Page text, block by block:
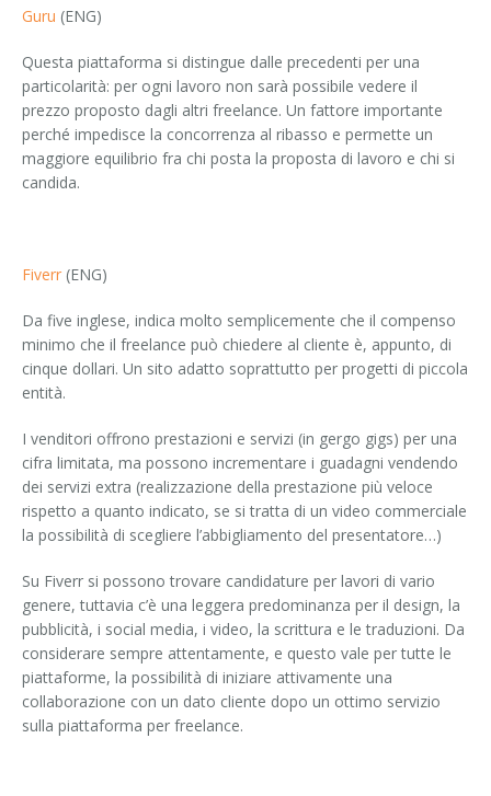
Guru (ENG)
Questa piattaforma si distingue dalle precedenti per una
particolarità: per ogni lavoro non sarà possibile vedere il
prezzo proposto dagli altri freelance. Un fattore importante
perché impedisce la concorrenza al ribasso e permette un
maggiore equilibrio fra chi posta la proposta di lavoro e chi si
candida.
Fiverr (ENG)
Da five inglese, indica molto semplicemente che il compenso
minimo che il freelance può chiedere al cliente è, appunto, di
cinque dollari. Un sito adatto soprattutto per progetti di piccola
entità.
I venditori offrono prestazioni e servizi (in gergo gigs) per una
cifra limitata, ma possono incrementare i guadagni vendendo
dei servizi extra (realizzazione della prestazione più veloce
rispetto a quanto indicato, se si tratta di un video commerciale
la possibilità di scegliere l’abbigliamento del presentatore…)
Su Fiverr si possono trovare candidature per lavori di vario
genere, tuttavia c’è una leggera predominanza per il design, la
pubblicità, i social media, i video, la scrittura e le traduzioni. Da
considerare sempre attentamente, e questo vale per tutte le
piattaforme, la possibilità di iniziare attivamente una
collaborazione con un dato cliente dopo un ottimo servizio
sulla piattaforma per freelance.